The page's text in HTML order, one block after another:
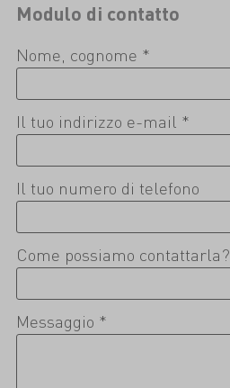
Modulo di contatto
Nome, cognome *
Il tuo indirizzo e-mail *
Il tuo numero di telefono
Come possiamo contattarla?
Messaggio *